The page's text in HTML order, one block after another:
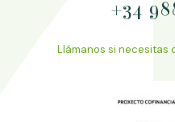
+34
Llámanos si necesitas